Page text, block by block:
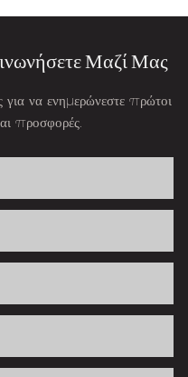
Μαζί Μας
για να ενημερώνεστε πρώτοι
προσφορές.